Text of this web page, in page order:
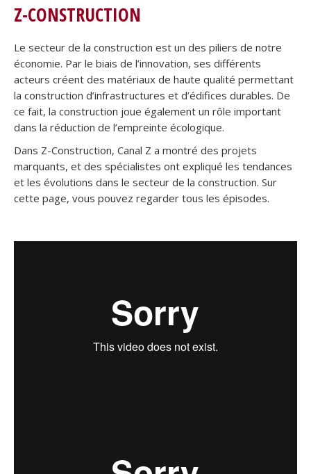
Z-CONSTRUCTION
Le secteur de la construction est un des piliers de notre
économie. Par le biais de l’innovation, ses différents
acteurs créent des matériaux de haute qualité permettant
la construction d’infrastructures et d’édifices durables. De
ce fait, la construction joue également un rôle important
dans la réduction de l’empreinte écologique.
Dans Z-Construction, Canal Z a montré des projets
marquants, et des spécialistes ont expliqué les tendances
et les évolutions dans le secteur de la construction. Sur
cette page, vous pouvez regarder tous les épisodes.